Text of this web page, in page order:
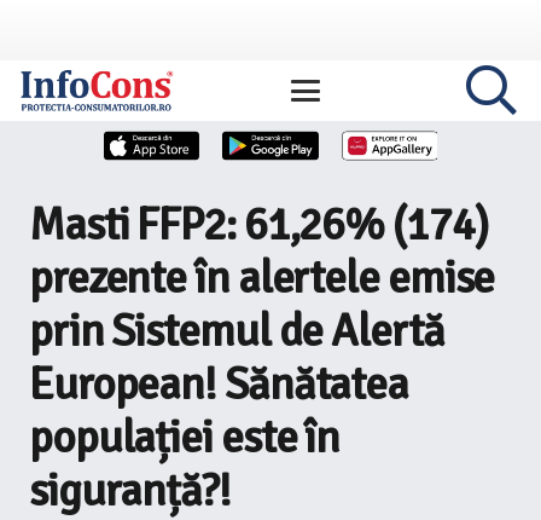
Masti FFP2: 61,26% (174)
prezente în alertele emise
prin Sistemul de Alertă
European! Sănătatea
populației este în
siguranță?!